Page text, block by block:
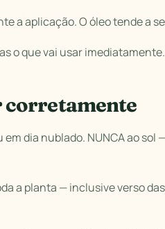
a aplicação. O óleo tende a
o que vai usar
corretamente
dia nublado. NUNCA ao sol
a planta — inclusive verso